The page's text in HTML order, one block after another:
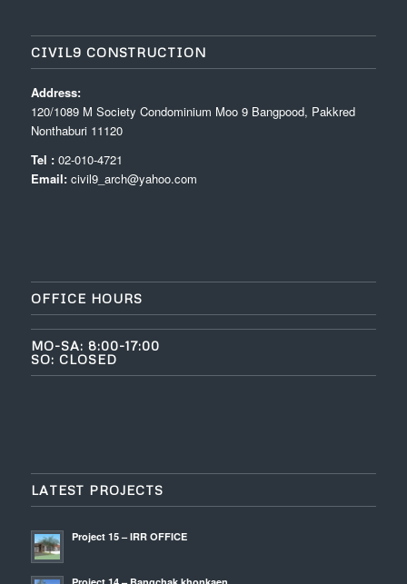
CIVIL9 CONSTRUCTION
Address:
120/1089 M Society Condominium Moo 9 Bangpood, Pakkred
Nonthaburi 11120
Tel :02-010-4721
Email: civil9_arch@yahoo.com
OFFICE HOURS
MO-SA: 8:00-17:00
SO: CLOSED
LATEST PROJECTS
Project 15 – IRR OFFICE